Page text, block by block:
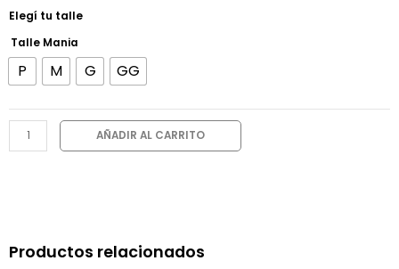
Elegí tu talle
Talle Mania
P M G GG
AÑADIR AL CARRITO
Productos relacionados